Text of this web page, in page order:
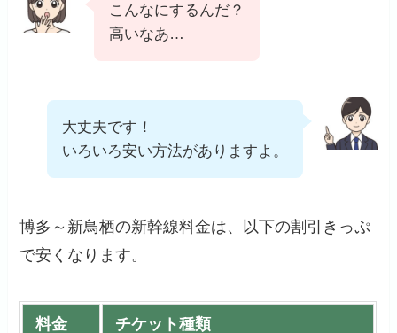
こんなにするんだ？
高いなあ…
大丈夫です！
いろいろ安い方法がありますよ。
博多～新鳥栖の新幹線料金は、以下の割引きっぷ
で安くなります。
料金 チケット種類